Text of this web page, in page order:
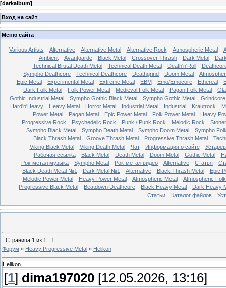
[darkalbum]
Вход на сайт
Меню сайта
Various Artists Alternative Alternative Metal Alternative Rock Atmospheric Metal
Ambient
Avantgarde Black Metal Crossover Thrash Dark Metal
Technical Brutal Death Metal
Technical Death Metal Death'n'Roll
Sympho Deathcore
Technical Deathcore Deathgrind Doom Metal
Epic Metal
Experimental Metal Extreme Metal EBM Emo/Emocore Ethereal
Dark Folk Metal
Folk Power Metal Medieval Folk Metal Pagan Folk Metal
Gothic Industrial Metal
Sympho Gothic Black Metal Sympho Gothic Metal
Grindcore
Hard'n'Heavy
Heavy Metal Horror Metal Industrial Metal Industrial Krautrock
Power Metal
Pagan Metal Epic Power Metal Folk Power Metal
Heavy
Progressive Rock
Psychedelic Rock Punk / Punk Rock Melodic Rock
Sympho Black Metal
Sympho Death Metal Sympho Doom Metal
Sympho
Black Thrash Metal
Groove Thrash Metal Progressive Thrash Metal
Viking Black Metal
Viking Death Metal Чат Информация о сайте
Рабочая ссылка
Black Metal Death Metal Doom Metal Gothic Metal
Рок-метал музыка
Sympho Metal Рок-метал видео Alternative Статья
Black Death Metal №1
Dark Metal №1 Alternative Black Thrash Metal
Epic
Melodic Power Metal
Heavy Power Metal Atmospheric Metal
Atmospheric
Progressive Black Metal
Beatdown Deathcore Black Heavy Metal
Dark Heavy
Статьи
Каталог файлов
Страница 1 из 1
1
Форум » Heavy Progressive Metal » Helikon
Helikon
[1] dima197020 [12.05.2026, 13:16]